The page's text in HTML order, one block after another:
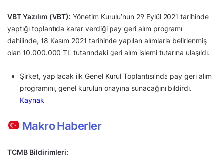
VBT Yazılım (VBT): Yönetim Kurulu’nun 29 Eylül 2021 tarihinde
yaptığı toplantıda karar verdiği pay geri alım programı
dahilinde, 18 Kasım 2021 tarihinde yapılan alımlarla belirlenmiş
olan 10.000.000 TL tutarındaki geri alım işlemi tutarına ulaşıldı.
Şirket, yapılacak ilk Genel Kurul Toplantısı’nda pay geri alım
programını, genel kurulun onayına sunacağını bildirdi.
Kaynak
Makro Haberler
TCMB Bildirimleri: